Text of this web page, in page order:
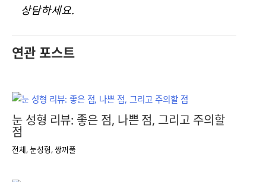
상담하세요.
연관 포스트
눈 성형 리뷰: 좋은 점, 나쁜 점, 그리고 주의할
점
전체,눈성형,쌍꺼풀